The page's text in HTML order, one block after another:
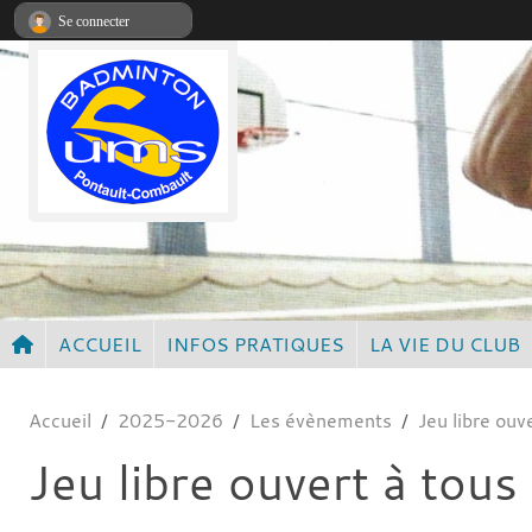
ACCUEIL INFOS PRATIQUES LA VIE DU CLUB
Accueil 2025-2026 Les évènements Jeu libre
Jeu libre ouvert à
Se connecter
Panneau de gestion des cookies